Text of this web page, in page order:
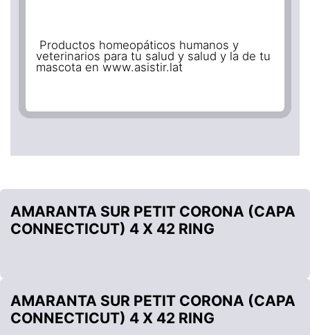
Productos homeopáticos humanos y
veterinarios para tu salud y salud y la de tu
mascota en www.asistir.lat
AMARANTA SUR PETIT CORONA (CAPA
CONNECTICUT) 4 X 42 RING
AMARANTA SUR PETIT CORONA (CAPA
CONNECTICUT) 4 X 42 RING